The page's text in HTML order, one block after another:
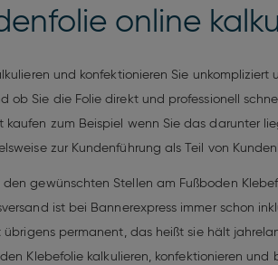
online
und konfektionieren Sie
ob Sie die Folie direkt und professionell
zum Beispiel wenn Sie das darunter
zur Kundenführung als Teil von
gewünschten Stellen am Fußboden
ist bei Bannerexpress immer schon
übrigens permanent, das heißt sie hält
Klebefolie kalkulieren, konfektionieren und